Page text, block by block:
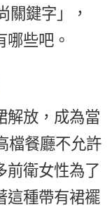
關鍵字」，
些吧。
解放，成為當
檔餐廳不允許
前衛女性為了
這種帶有裙襬